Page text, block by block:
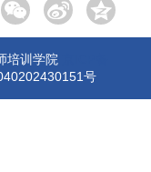
培训学院
号